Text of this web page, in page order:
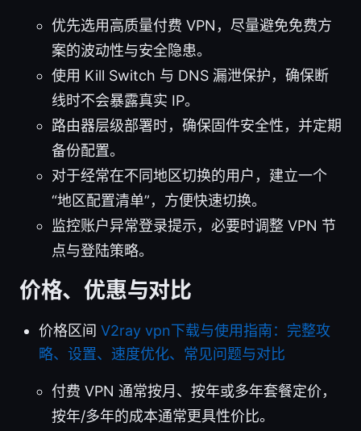
优先选用高质量付费 VPN，尽量避免免费方
案的波动性与安全隐患。
使用 Kill Switch 与 DNS 漏泄保护，确保断
线时不会暴露真实 IP。
路由器层级部署时，确保固件安全性，并定期
备份配置。
对于经常在不同地区切换的用户，建立一个
“地区配置清单”，方便快速切换。
监控账户异常登录提示，必要时调整 VPN 节
点与登陆策略。
价格、优惠与对比
价格区间 V2ray vpn下载与使用指南：完整攻
略、设置、速度优化、常见问题与对比
付费 VPN 通常按月、按年或多年套餐定价，
按年/多年的成本通常更具性价比。